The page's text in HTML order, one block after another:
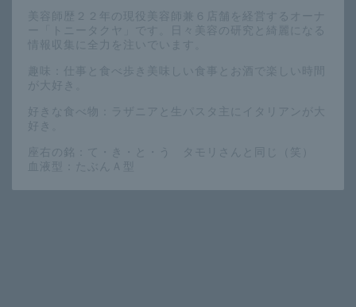
美容師歴２２年の現役美容師兼６店舗を経営するオーナ
ー「トニータクヤ」です。日々美容の研究と綺麗になる
情報収集に全力を注いでいます。
趣味：仕事と食べ歩き美味しい食事とお酒で楽しい時間
が大好き。
好きな食べ物：ラザニアと生パスタ主にイタリアンが大
好き。
座右の銘：て・き・と・う タモリさんと同じ（笑）
血液型：たぶんＡ型